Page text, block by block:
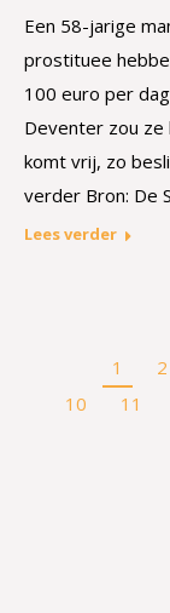
Een 58-jarige
prostituee
100 euro per
Deventer zou ze
komt vrij, zo
verder Bron: De
Lees verder
1 2
10
11